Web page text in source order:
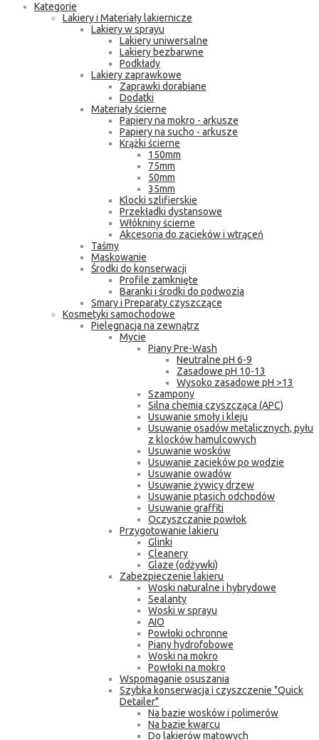
Kategorie
Lakiery i Materiały lakiernicze
Lakiery w sprayu
Lakiery uniwersalne
Lakiery bezbarwne
Podkłady
Lakiery zaprawkowe
Zaprawki dorabiane
Dodatki
Materiały ścierne
Papiery na mokro - arkusze
Papiery na sucho - arkusze
Krążki ścierne
150mm
75mm
50mm
35mm
Klocki szlifierskie
Przekładki dystansowe
Włókniny ścierne
Akcesoria do zacieków i wtrąceń
Taśmy
Maskowanie
Środki do konserwacji
Profile zamknięte
Baranki i środki do podwozia
Smary i Preparaty czyszczące
Kosmetyki samochodowe
Pielęgnacja na zewnątrz
Mycie
Piany Pre-Wash
Neutralne pH 6-9
Zasadowe pH 10-13
Wysoko zasadowe pH >13
Szampony
Silna chemia czyszcząca (APC)
Usuwanie smoły i kleju
Usuwanie osadów metalicznych, pyłu
z klocków hamulcowych
Usuwanie wosków
Usuwanie zacieków po wodzie
Usuwanie owadów
Usuwanie żywicy drzew
Usuwanie ptasich odchodów
Usuwanie graffiti
Oczyszczanie powłok
Przygotowanie lakieru
Glinki
Cleanery
Glaze (odżywki)
Zabezpieczenie lakieru
Woski naturalne i hybrydowe
Sealanty
Woski w sprayu
AIO
Powłoki ochronne
Piany hydrofobowe
Woski na mokro
Powłoki na mokro
Wspomaganie osuszania
Szybka konserwacja i czyszczenie "Quick
Detailer"
Na bazie wosków i polimerów
Na bazie kwarcu
Do lakierów matowych